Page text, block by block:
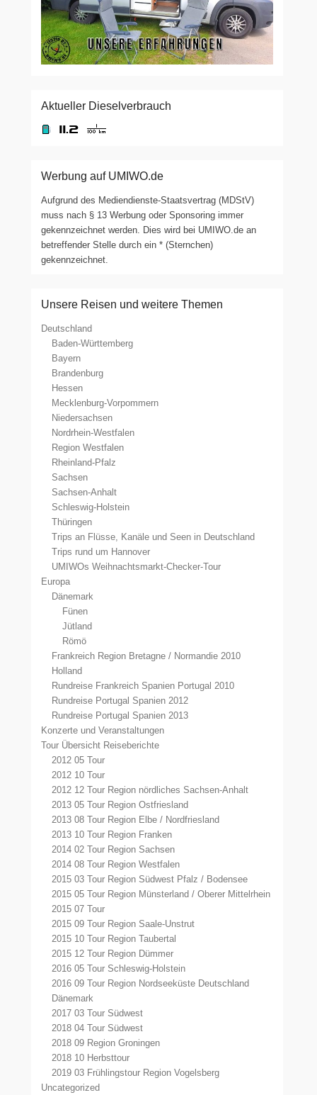
Aktueller Dieselverbrauch
Werbung auf UMIWO.de
Aufgrund des Mediendienste-Staatsvertrag (MDStV)
muss nach § 13 Werbung oder Sponsoring immer
gekennzeichnet werden. Dies wird bei UMIWO.de an
betreffender Stelle durch ein * (Sternchen)
gekennzeichnet.
Unsere Reisen und weitere Themen
Deutschland
Baden-Württemberg
Bayern
Brandenburg
Hessen
Mecklenburg-Vorpommern
Niedersachsen
Nordrhein-Westfalen
Region Westfalen
Rheinland-Pfalz
Sachsen
Sachsen-Anhalt
Schleswig-Holstein
Thüringen
Trips an Flüsse, Kanäle und Seen in Deutschland
Trips rund um Hannover
UMIWOs Weihnachtsmarkt-Checker-Tour
Europa
Dänemark
Fünen
Jütland
Römö
Frankreich Region Bretagne / Normandie 2010
Holland
Rundreise Frankreich Spanien Portugal 2010
Rundreise Portugal Spanien 2012
Rundreise Portugal Spanien 2013
Konzerte und Veranstaltungen
Tour Übersicht Reiseberichte
2012 05 Tour
2012 10 Tour
2012 12 Tour Region nördliches Sachsen-Anhalt
2013 05 Tour Region Ostfriesland
2013 08 Tour Region Elbe / Nordfriesland
2013 10 Tour Region Franken
2014 02 Tour Region Sachsen
2014 08 Tour Region Westfalen
2015 03 Tour Region Südwest Pfalz / Bodensee
2015 05 Tour Region Münsterland / Oberer Mittelrhein
2015 07 Tour
2015 09 Tour Region Saale-Unstrut
2015 10 Tour Region Taubertal
2015 12 Tour Region Dümmer
2016 05 Tour Schleswig-Holstein
2016 09 Tour Region Nordseeküste Deutschland
Dänemark
2017 03 Tour Südwest
2018 04 Tour Südwest
2018 09 Region Groningen
2018 10 Herbsttour
2019 03 Frühlingstour Region Vogelsberg
Uncategorized